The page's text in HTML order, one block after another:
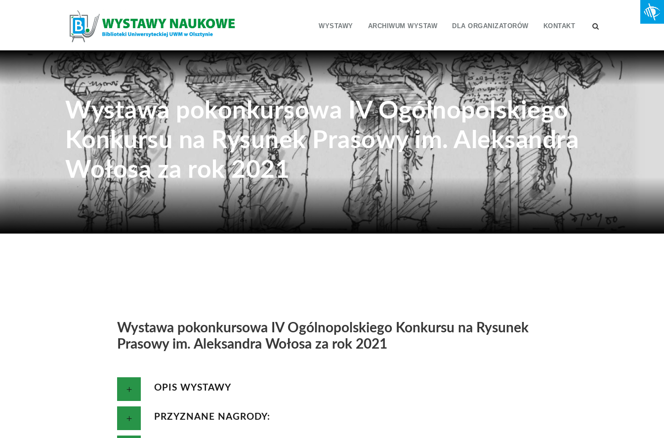
WYSTAWY ARCHIWUM WYSTAW DLA ORGANIZATORÓW KONTAKT
Wystawa pokonkursowa IV Ogólnopolskiego
Konkursu na Rysunek Prasowy im. Aleksandra
Wołosa za rok 2021
Wystawa pokonkursowa IV Ogólnopolskiego Konkursu na Rysunek
Prasowy im. Aleksandra Wołosa za rok 2021
OPIS WYSTAWY
PRZYZNANE NAGRODY: